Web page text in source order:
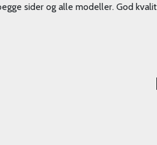
sider og alle modeller. God